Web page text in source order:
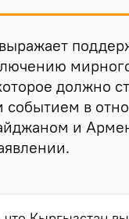
должно
событием в
и